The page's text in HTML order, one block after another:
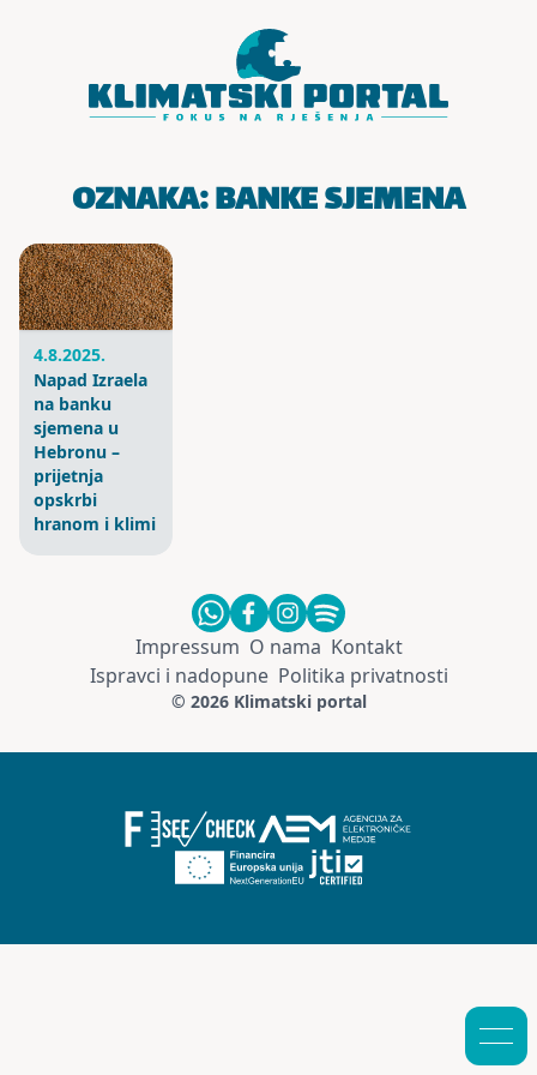
OZNAKA:BANKE SJEMENA
4.8.2025.
Napad Izraela
na banku
sjemena u
Hebronu –
prijetnja
opskrbi
hranom i klimi
Impressum O nama Kontakt
Ispravci i nadopune Politika privatnosti
© 2026 Klimatski portal